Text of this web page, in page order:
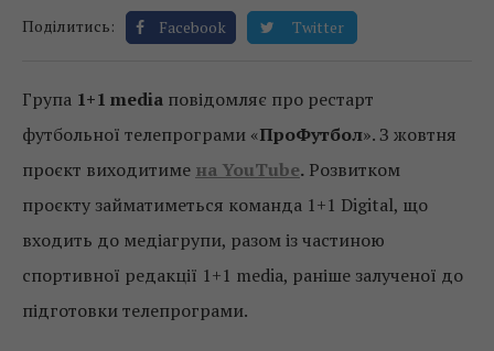
Поділитись: Facebook Twitter
Група 1+1 media повідомляє про рестарт
футбольної телепрограми «ПроФутбол». З жовтня
проєкт виходитиме на YouTube. Розвитком
проєкту займатиметься команда 1+1 Digital, що
входить до медіагрупи, разом із частиною
спортивної редакції 1+1 media, раніше залученої до
підготовки телепрограми.